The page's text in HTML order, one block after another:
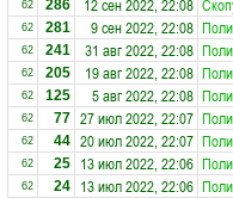
62 286 12 сен 2022, 22:08
62 281 9 сен 2022, 22:08
62 241 31 авг 2022, 22:08
62 205 19 авг 2022, 22:08
62 125 5 авг 2022, 22:08
62 77 27 июл 2022, 22:07
62 44 20 июл 2022, 22:07
62 25 13 июл 2022, 22:06
62 24 13 июл 2022, 22:06